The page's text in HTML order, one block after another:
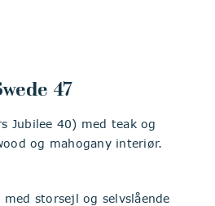
47
Jubilee 40) med teak og
og mahogany interiør.
storsejl og selvslående